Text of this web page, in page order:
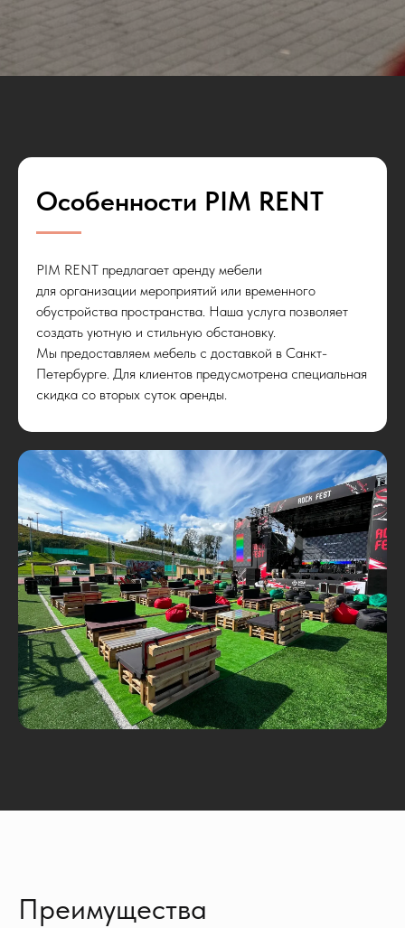
Особенности PIM RENT
PIM RENT предлагает аренду мебели
для организации мероприятий или временного
обустройства пространства. Наша услуга позволяет
создать уютную и стильную обстановку.
Мы предоставляем мебель с доставкой в Санкт-
Петербурге. Для клиентов предусмотрена специальная
скидка со вторых суток аренды.
Преимущества